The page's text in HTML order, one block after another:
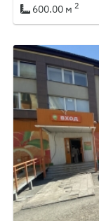
600.00 м 2